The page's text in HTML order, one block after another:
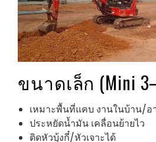
ขนาดเล็ก (Mini
เหมาะพื้นที่แคบ งานในบ้าน/อ
ประหยัดน้ำมัน เคลื่อนย้ายไว
ติดหัวบุ้งกี๋/หัวเจาะได้